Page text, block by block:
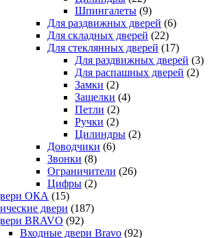
Шпингалеты (9)
Для раздвижных дверей (6)
Для складных дверей (22)
Для стеклянных дверей (17)
Для раздвижных дверей (3)
Для распашных дверей (2)
Замки (2)
Защелки (4)
Петли (2)
Ручки (2)
Цилиндры (2)
Доводчики (6)
Звонки (8)
Ограничители (26)
Цифры (2)
ОКА (15)
двери (187)
BRAVO (92)
Входные двери Bravo (92)